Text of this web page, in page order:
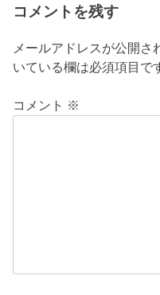
ナ
ビ
ゲ
ー
コメントを残す
メールアドレスが公開さ
いている欄は必須項目で
コメント ※